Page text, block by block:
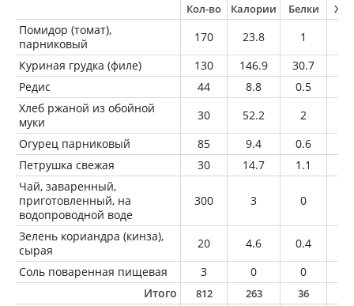
Кол-во Калории Белки
Помидор (томат),
парниковый
170 23.8 1
Куриная грудка (филе)
130 146.9 30.7
Редис
44 8.8 0.5
Хлеб ржаной из обойной
муки
30 52.2 2
Огурец парниковый
85 9.4 0.6
Петрушка свежая
30 14.7 1.1
Чай, заваренный,
приготовленный, на
водопроводной воде
300 3 0
Зелень кориандра (кинза),
сырая
20 4.6 0.4
Соль поваренная пищевая
3 0 0
Итого
812 263 36